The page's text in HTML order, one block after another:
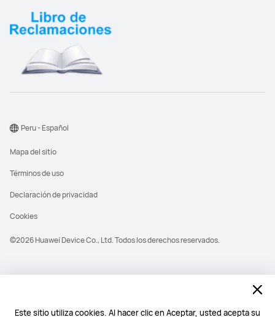
Este sitio utiliza cookies. Al hacer clic en Aceptar, usted acepta su
©2026 Huawei Device Co., Ltd. Todos los derechos reservados.
Mapa del sitio
Términos de uso
Declaración de privacidad
Cookies
Peru - Español